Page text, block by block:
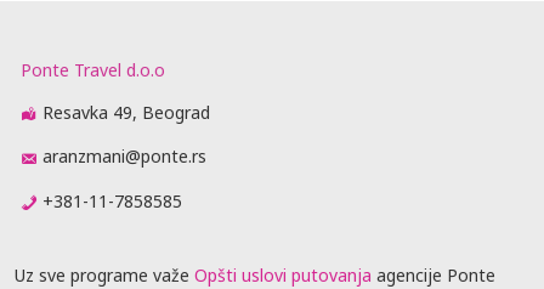
Ponte Travel d.o.o
Resavka 49, Beograd
aranzmani@ponte.rs
+381-11-7858585
Uz sve programe važe Opšti uslovi putovanja agencije Ponte